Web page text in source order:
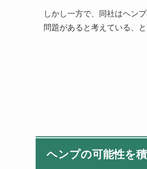
しかし一方で、同社はヘン
問題があると考えている、と
ヘンプの可能性を